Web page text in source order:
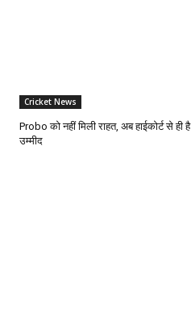
Cricket News
Probo को नहीं मिली राहत, अब हाईकोर्ट से ही है
उम्मीद